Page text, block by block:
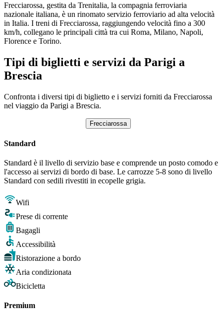
Frecciarossa, gestita da Trenitalia, la compagnia ferroviaria
nazionale italiana, è un rinomato servizio ferroviario ad alta velocità
in Italia. I treni di Frecciarossa, raggiungendo velocità fino a 300
km/h, collegano le principali città tra cui Roma, Milano, Napoli,
Florence e Torino.
Tipi di biglietti e servizi da Parigi a
Brescia
Confronta i diversi tipi di biglietto e i servizi forniti da Frecciarossa
nel viaggio da Parigi a Brescia.
Frecciarossa
Standard
Standard è il livello di servizio base e comprende un posto comodo e
l'accesso ai servizi di bordo di base. Le carrozze 5-8 sono di livello
Standard con sedili rivestiti in ecopelle grigia.
Wifi
Prese di corrente
Bagagli
Accessibilità
Ristorazione a bordo
Aria condizionata
Bicicletta
Premium